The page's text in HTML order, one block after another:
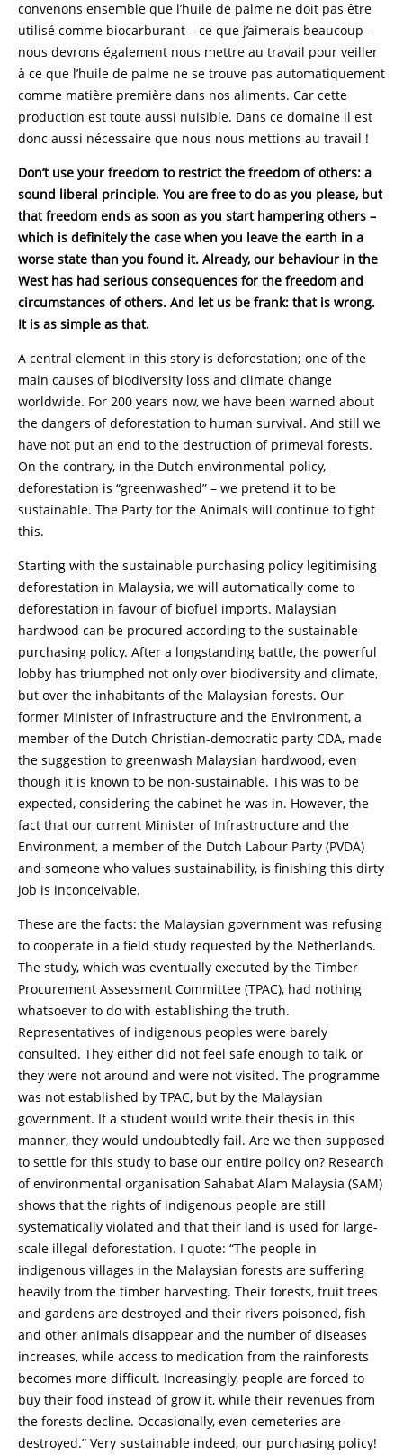
convenons ensemble que l’huile de palme ne doit pas être
utilisé comme biocarburant – ce que j’aimerais beaucoup –
nous devrons également nous mettre au travail pour veiller
à ce que l’huile de palme ne se trouve pas automatiquement
comme matière première dans nos aliments. Car cette
production est toute aussi nuisible. Dans ce domaine il est
donc aussi nécessaire que nous nous mettions au travail !
Don’t use your freedom to restrict the freedom of others: a
sound liberal principle. You are free to do as you please, but
that freedom ends as soon as you start hampering others –
which is definitely the case when you leave the earth in a
worse state than you found it. Already, our behaviour in the
West has had serious consequences for the freedom and
circumstances of others. And let us be frank: that is wrong.
It is as simple as that.
A central element in this story is deforestation; one of the
main causes of biodiversity loss and climate change
worldwide. For 200 years now, we have been warned about
the dangers of deforestation to human survival. And still we
have not put an end to the destruction of primeval forests.
On the contrary, in the Dutch environmental policy,
deforestation is “greenwashed” – we pretend it to be
sustainable. The Party for the Animals will continue to fight
this.
Starting with the sustainable purchasing policy legitimising
deforestation in Malaysia, we will automatically come to
deforestation in favour of biofuel imports. Malaysian
hardwood can be procured according to the sustainable
purchasing policy. After a longstanding battle, the powerful
lobby has triumphed not only over biodiversity and climate,
but over the inhabitants of the Malaysian forests. Our
former Minister of Infrastructure and the Environment, a
member of the Dutch Christian-democratic party CDA, made
the suggestion to greenwash Malaysian hardwood, even
though it is known to be non-sustainable. This was to be
expected, considering the cabinet he was in. However, the
fact that our current Minister of Infrastructure and the
Environment, a member of the Dutch Labour Party (PVDA)
and someone who values sustainability, is finishing this dirty
job is inconceivable.
These are the facts: the Malaysian government was refusing
to cooperate in a field study requested by the Netherlands.
The study, which was eventually executed by the Timber
Procurement Assessment Committee (TPAC), had nothing
whatsoever to do with establishing the truth.
Representatives of indigenous peoples were barely
consulted. They either did not feel safe enough to talk, or
they were not around and were not visited. The programme
was not established by TPAC, but by the Malaysian
government. If a student would write their thesis in this
manner, they would undoubtedly fail. Are we then supposed
to settle for this study to base our entire policy on? Research
of environmental organisation Sahabat Alam Malaysia (SAM)
shows that the rights of indigenous people are still
systematically violated and that their land is used for large-
scale illegal deforestation. I quote: “The people in
indigenous villages in the Malaysian forests are suffering
heavily from the timber harvesting. Their forests, fruit trees
and gardens are destroyed and their rivers poisoned, fish
and other animals disappear and the number of diseases
increases, while access to medication from the rainforests
becomes more difficult. Increasingly, people are forced to
buy their food instead of grow it, while their revenues from
the forests decline. Occasionally, even cemeteries are
destroyed.” Very sustainable indeed, our purchasing policy!